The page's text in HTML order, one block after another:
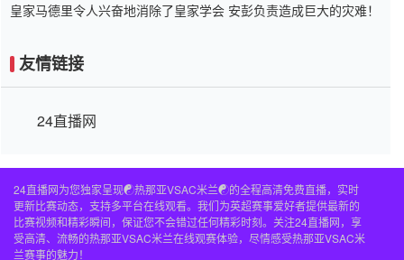
皇家马德里令人兴奋地消除了皇家学会 安彭负责造成巨大的灾难！
友情链接
24直播网
24直播网为您独家呈现☯️热那亚VSAC米兰☯️的全程高清免费直播，实时
更新比赛动态，支持多平台在线观看。我们为英超赛事爱好者提供最新的
比赛视频和精彩瞬间，保证您不会错过任何精彩时刻。关注24直播网，享
受高清、流畅的热那亚VSAC米兰在线观赛体验，尽情感受热那亚VSAC米
兰赛事的魅力！